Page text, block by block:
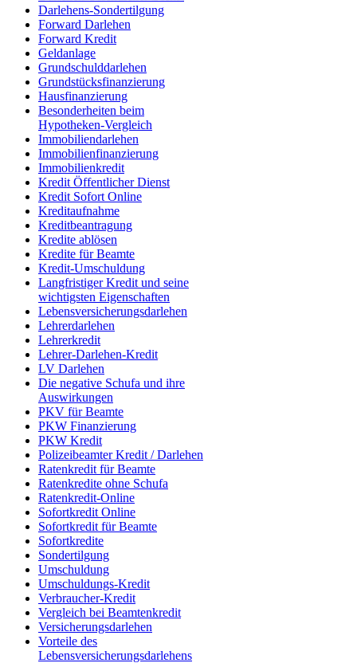
Darlehens-Sondertilgung
Forward Darlehen
Forward Kredit
Geldanlage
Grundschulddarlehen
Grundstücksfinanzierung
Hausfinanzierung
Besonderheiten beim
Hypotheken-Vergleich
Immobiliendarlehen
Immobilienfinanzierung
Immobilienkredit
Kredit Öffentlicher Dienst
Kredit Sofort Online
Kreditaufnahme
Kreditbeantragung
Kredite ablösen
Kredite für Beamte
Kredit-Umschuldung
Langfristiger Kredit und seine
wichtigsten Eigenschaften
Lebensversicherungsdarlehen
Lehrerdarlehen
Lehrerkredit
Lehrer-Darlehen-Kredit
LV Darlehen
Die negative Schufa und ihre
Auswirkungen
PKV für Beamte
PKW Finanzierung
PKW Kredit
Polizeibeamter Kredit / Darlehen
Ratenkredit für Beamte
Ratenkredite ohne Schufa
Ratenkredit-Online
Sofortkredit Online
Sofortkredit für Beamte
Sofortkredite
Sondertilgung
Umschuldung
Umschuldungs-Kredit
Verbraucher-Kredit
Vergleich bei Beamtenkredit
Versicherungsdarlehen
Vorteile des
Lebensversicherungsdarlehens